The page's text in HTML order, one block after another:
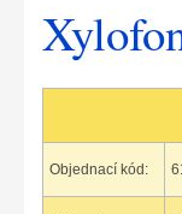
Objednací kód: